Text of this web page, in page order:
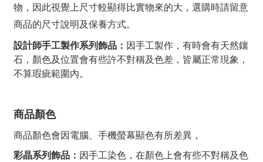
物，因此視覺上尺寸較顯得比實物來的大，選購時請留意
商品的尺寸說明及保養方式。
設計師手工製作系列飾品： 因手工製作，有時會有天然鑲
石，顏色及位置會有些許不對稱及色差，皆屬正常現象，
不算瑕疵範圍內。
商品顏色
商品顏色會因電腦、手機螢幕顯色有所差異，
彩晶系列飾品： 因手工染色，在顏色上會有些不對稱及色